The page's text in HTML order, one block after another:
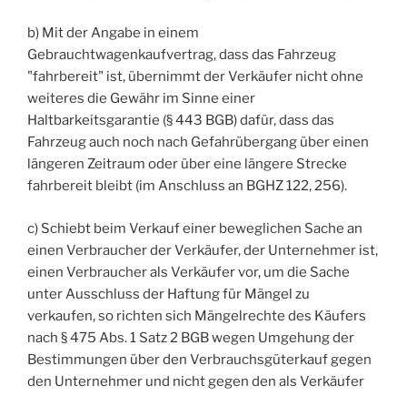
b) Mit der Angabe in einem
Gebrauchtwagenkaufvertrag, dass das Fahrzeug
"fahrbereit" ist, übernimmt der Verkäufer nicht ohne
weiteres die Gewähr im Sinne einer
Haltbarkeitsgarantie (§ 443 BGB) dafür, dass das
Fahrzeug auch noch nach Gefahrübergang über einen
längeren Zeitraum oder über eine längere Strecke
fahrbereit bleibt (im Anschluss an BGHZ 122, 256).
c) Schiebt beim Verkauf einer beweglichen Sache an
einen Verbraucher der Verkäufer, der Unternehmer ist,
einen Verbraucher als Verkäufer vor, um die Sache
unter Ausschluss der Haftung für Mängel zu
verkaufen, so richten sich Mängelrechte des Käufers
nach § 475 Abs. 1 Satz 2 BGB wegen Umgehung der
Bestimmungen über den Verbrauchsgüterkauf gegen
den Unternehmer und nicht gegen den als Verkäufer